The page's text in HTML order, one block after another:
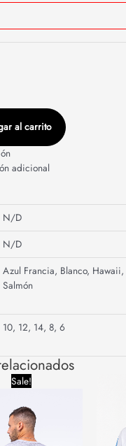
al carrito
adicional
N/D
N/D
Azul Francia, Blanco, Hawaii,
Salmón
10, 12, 14, 8, 6
Sale!
Original
price
$24,400.00.